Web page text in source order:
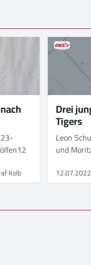
Kolb
Drei
Tigers
Leon
und
12.07.2022